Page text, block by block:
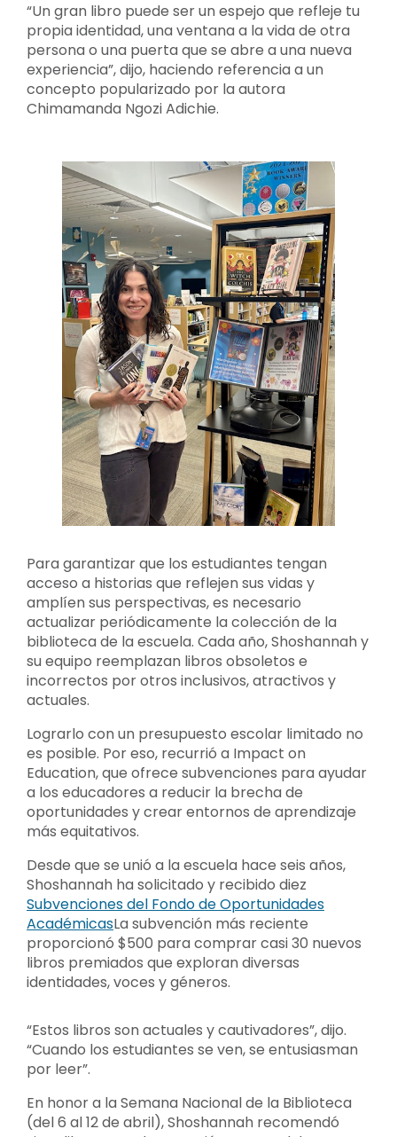
“Un gran libro puede ser un espejo que refleje tu
propia identidad, una ventana a la vida de otra
persona o una puerta que se abre a una nueva
experiencia”, dijo, haciendo referencia a un
concepto popularizado por la autora
Chimamanda Ngozi Adichie.
Para garantizar que los estudiantes tengan
acceso a historias que reflejen sus vidas y
amplíen sus perspectivas, es necesario
actualizar periódicamente la colección de la
biblioteca de la escuela. Cada año, Shoshannah y
su equipo reemplazan libros obsoletos e
incorrectos por otros inclusivos, atractivos y
actuales.
Lograrlo con un presupuesto escolar limitado no
es posible. Por eso, recurrió a Impact on
Education, que ofrece subvenciones para ayudar
a los educadores a reducir la brecha de
oportunidades y crear entornos de aprendizaje
más equitativos.
Desde que se unió a la escuela hace seis años,
Shoshannah ha solicitado y recibido diez
Subvenciones del Fondo de Oportunidades
AcadémicasLa subvención más reciente
proporcionó $500 para comprar casi 30 nuevos
libros premiados que exploran diversas
identidades, voces y géneros.
“Estos libros son actuales y cautivadores”, dijo.
“Cuando los estudiantes se ven, se entusiasman
por leer”.
En honor a la Semana Nacional de la Biblioteca
(del 6 al 12 de abril), Shoshannah recomendó